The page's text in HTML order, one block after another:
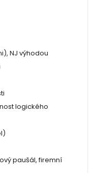
NJ výhodou
logického
paušál, firemní